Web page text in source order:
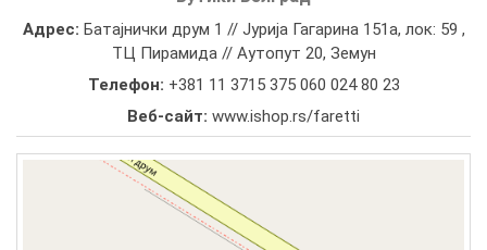
Адрес: Батајнички друм 1 // Јурија Гагарина 151а, лок: 59 ,
ТЦ Пирамида // Аутопут 20, Земун
Телефон: +381 11 3715 375 060 024 80 23
Веб-сайт: www.ishop.rs/faretti